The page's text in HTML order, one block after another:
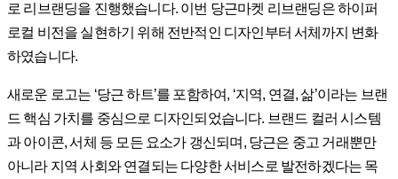
로 리브랜딩을 진행했습니다. 이번 당근마켓 리브랜딩은 하이퍼
로컬 비전을 실현하기 위해 전반적인 디자인부터 서체까지 변화
하였습니다.
새로운 로고는 ‘당근 하트’를 포함하여, ‘지역, 연결, 삶’이라는 브랜
드 핵심 가치를 중심으로 디자인되었습니다. 브랜드 컬러 시스템
과 아이콘, 서체 등 모든 요소가 갱신되며, 당근은 중고 거래뿐만
아니라 지역 사회와 연결되는 다양한 서비스로 발전하겠다는 목